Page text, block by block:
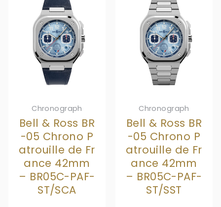
Chronograph
Bell & Ross BR
-05 Chrono P
atrouille de Fr
ance 42mm
– BR05C-PAF-
ST/SCA
Chronograph
Bell & Ross BR
-05 Chrono P
atrouille de Fr
ance 42mm
– BR05C-PAF-
ST/SST